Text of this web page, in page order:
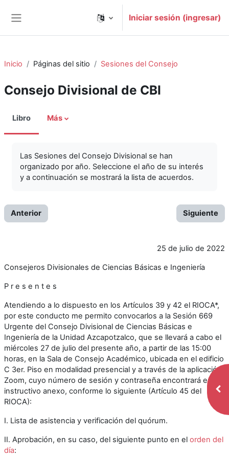
Iniciar sesión (ingresar)
Inicio Páginas del sitio Sesiones del Consejo
Consejo Divisional de CBI
Libro Más
Las Sesiones del Consejo Divisional se han
organizado por año. Seleccione el año de su interés
y a continuación se mostrará la lista de acuerdos.
Anterior Siguiente
25 de julio de 2022
Consejeros Divisionales de Ciencias Básicas e Ingeniería
P r e s e n t e s
Atendiendo a lo dispuesto en los Artículos 39 y 42 el RIOCA*,
por este conducto me permito convocarlos a la Sesión 669
Urgente del Consejo Divisional de Ciencias Básicas e
Ingeniería de la Unidad Azcapotzalco, que se llevará a cabo el
miércoles 27 de julio del presente año, a partir de las 15:00
horas, en la Sala de Consejo Académico, ubicada en el edificio
C 3er. Piso en modalidad presencial y a través de la aplicación
Zoom, cuyo número de sesión y contraseña encontrará en el
instructivo anexo, conforme lo siguiente (Artículo 45 del
RIOCA):
I. Lista de asistencia y verificación del quórum.
II. Aprobación, en su caso, del siguiente punto en el orden del
día: